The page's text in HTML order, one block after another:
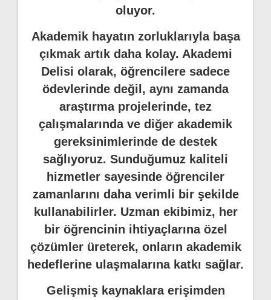
oluyor.
Akademik hayatın zorluklarıyla başa
çıkmak artık daha kolay. Akademi
Delisi olarak, öğrencilere sadece
ödevlerinde değil, aynı zamanda
araştırma projelerinde, tez
çalışmalarında ve diğer akademik
gereksinimlerinde de destek
sağlıyoruz. Sunduğumuz kaliteli
hizmetler sayesinde öğrenciler
zamanlarını daha verimli bir şekilde
kullanabilirler. Uzman ekibimiz, her
bir öğrencinin ihtiyaçlarına özel
çözümler üreterek, onların akademik
hedeflerine ulaşmalarına katkı sağlar.
Gelişmiş kaynaklara erişimden